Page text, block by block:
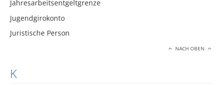
Jahresarbeitsentgeltgrenze
Jugendgirokonto
Juristische Person
NACH OBEN
K